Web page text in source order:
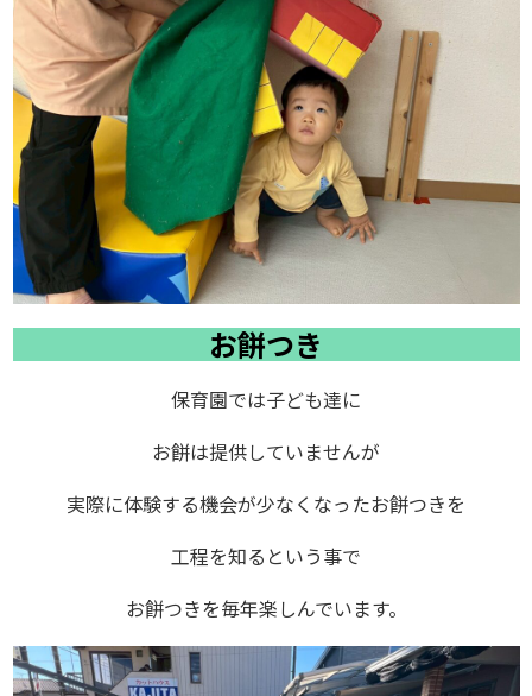
お餅つき
保育園では子ども達に
お餅は提供していませんが
実際に体験する機会が少なくなったお餅つきを
工程を知るという事で
お餅つきを毎年楽しんでいます。